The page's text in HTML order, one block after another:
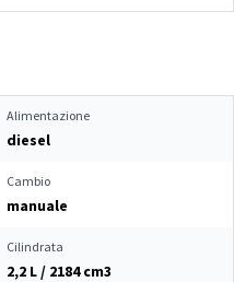
Alimentazione
diesel
Cambio
manuale
Cilindrata
2,2 L / 2184 cm3